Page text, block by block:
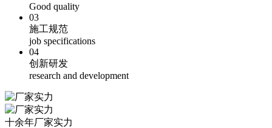
Good quality
03
施工规范
job specifications
04
创新研发
research and development
十余年厂家实力